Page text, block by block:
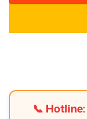
📞 Hotline: